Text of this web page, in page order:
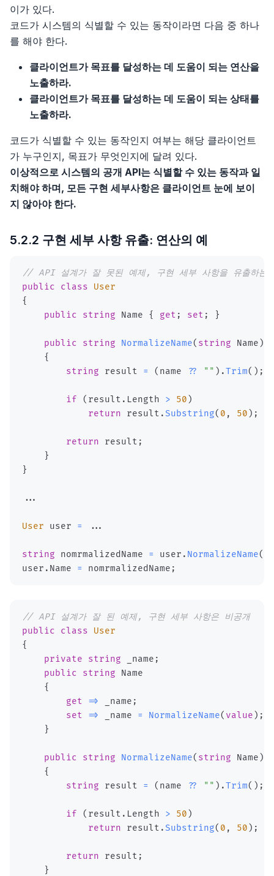
이가 있다.
코드가 시스템의 식별할 수 있는 동작이라면 다음 중 하나
를 해야 한다.
클라이언트가 목표를 달성하는 데 도움이 되는 연산을
노출하라.
클라이언트가 목표를 달성하는 데 도움이 되는 상태를
노출하라.
코드가 식별할 수 있는 동작인지 여부는 해당 클라이언트
가 누구인지, 목표가 무엇인지에 달려 있다.
이상적으로 시스템의 공개 API는 식별할 수 있는 동작과 일
치해야 하며, 모든 구현 세부사항은 클라이언트 눈에 보이
지 않아야 한다.
5.2.2 구현 세부 사항 유출: 연산의 예
// API 설계가 잘 못된 예제, 구현 세부 사항을 유출하는
public
class
User
{
public
string Name { get ; set ; }
public string NormalizeName( string Name )
{
string result = ( name ?? "" ) .Trim( ) ;
if ( result . Length > 50 )
return result . Substring( 0 , 50 ) ;
return result ;
}
}
...
User user = ...
string nomrmalizedName = user . NormalizeName(
user . Name = nomrmalizedName ;
// API 설계가 잘 된 예제, 구현 세부 사항은 비공개
public
class
User
{
private
string _name ;
public
string
{
get
=> _name ;
set
=> _name = NormalizeName( value ) ;
}
public string NormalizeName( string Name )
{
string result = ( name ?? "" ) .Trim( ) ;
if ( result . Length > 50 )
return result . Substring( 0 , 50 ) ;
return result ;
}